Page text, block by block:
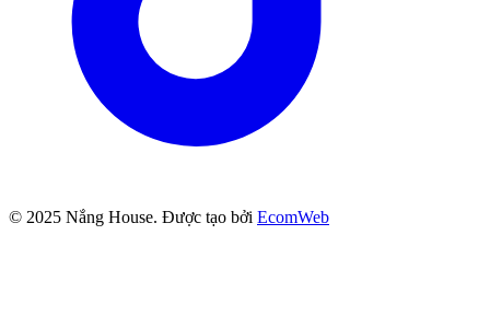
© 2025 Nắng House. Được tạo bởi EcomWeb